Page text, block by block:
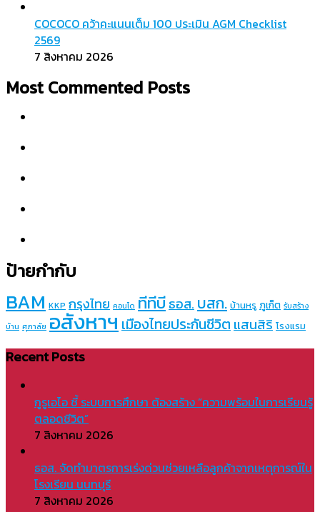
COCOCO คว้าคะแนนเต็ม 100 ประเมิน AGM Checklist
2569
7 สิงหาคม 2026
Most Commented Posts
ป้ายกำกับ
BAM KKP กรุงไทย คอนโด ทีทีบีธอส. บสก. บ้านหรู ภูเก็ต รับสร้าง
บ้าน ศุภาลัย อสังหาฯเมืองไทยประกันชีวิต แสนสิริ โรงแรม
Recent Posts
กูรูเอไอ ชี้ ระบบการศึกษา ต้องสร้าง “ความพร้อมในการเรียนรู้
ตลอดชีวิต”
7 สิงหาคม 2026
ธอส. จัดทำมาตรการเร่งด่วนช่วยเหลือลูกค้าจากเหตุการณ์ใน
โรงเรียน นนทบุรี
7 สิงหาคม 2026